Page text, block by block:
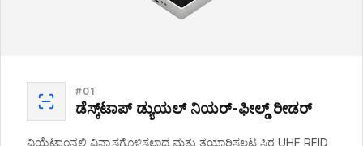
#01
ಡೆಸ್ಕ್‌ಟಾಪ್ ಡ್ಯುಯಲ್ ನಿಯರ್-ಫೀಲ್ಡ್ ರೀಡರ್
ವಿಯೆಟ್ನಾಂನಲ್ಲಿ ವಿನ್ಯಾಸಗೊಳಿಸಲಾದ ಮತ್ತು ತಯಾರಿಸಲ್ಪಟ್ಟ ಸ್ಥಿರ UHF RFID